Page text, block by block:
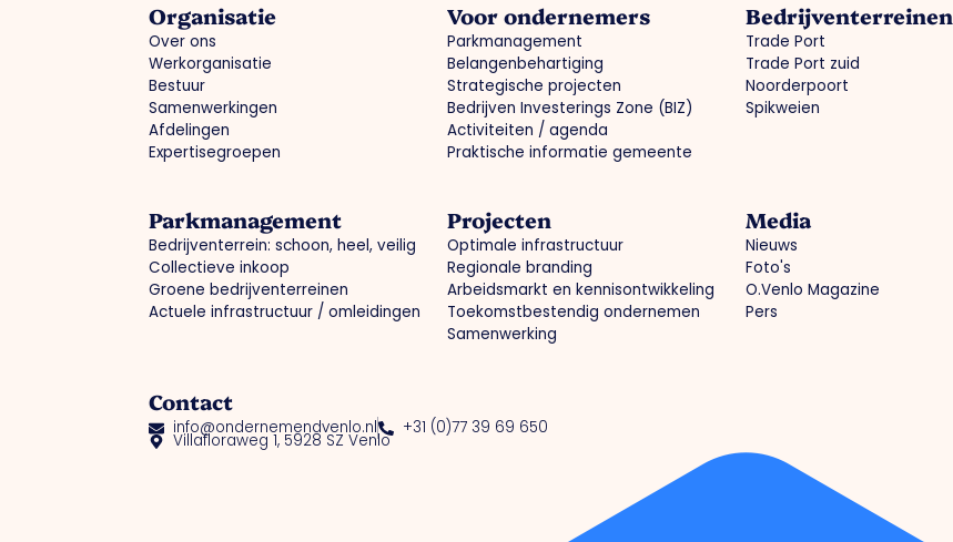
Organisatie
Over ons
Werkorganisatie
Bestuur
Samenwerkingen
Afdelingen
Expertisegroepen
Voor ondernemers
Parkmanagement
Belangenbehartiging
Strategische projecten
Bedrijven Investerings Zone (BIZ)
Activiteiten / agenda
Praktische informatie gemeente
Bedrijventerreinen
Trade Port
Trade Port zuid
Noorderpoort
Spikweien
Parkmanagement
Bedrijventerrein: schoon, heel, veilig
Collectieve inkoop
Groene bedrijventerreinen
Actuele infrastructuur / omleidingen
Projecten
Optimale infrastructuur
Regionale branding
Arbeidsmarkt en kennisontwikkeling
Toekomstbestendig ondernemen
Samenwerking
Media
Nieuws
Foto's
O.Venlo Magazine
Pers
Contact
info@ondernemendvenlo.nl +31 (0)77 39 69 650
Villafloraweg 1, 5928 SZ Venlo